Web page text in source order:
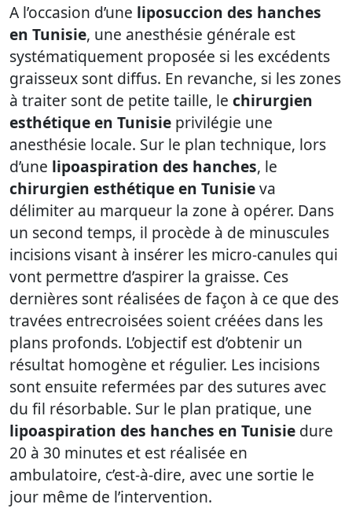
A l’occasion d’une liposuccion des hanches
en Tunisie, une anesthésie générale est
systématiquement proposée si les excédents
graisseux sont diffus. En revanche, si les zones
à traiter sont de petite taille, le chirurgien
esthétique en Tunisie privilégie une
anesthésie locale. Sur le plan technique, lors
d’une lipoaspiration des hanches, le
chirurgien esthétique en Tunisieva
délimiter au marqueur la zone à opérer. Dans
un second temps, il procède à de minuscules
incisions visant à insérer les micro-canules qui
vont permettre d’aspirer la graisse. Ces
dernières sont réalisées de façon à ce que des
travées entrecroisées soient créées dans les
plans profonds. L’objectif est d’obtenir un
résultat homogène et régulier. Les incisions
sont ensuite refermées par des sutures avec
du fil résorbable. Sur le plan pratique, une
lipoaspiration des hanches en Tunisie dure
20 à 30 minutes et est réalisée en
ambulatoire, c’est-à-dire, avec une sortie le
jour même de l’intervention.